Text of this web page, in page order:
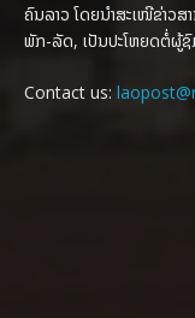
ຄົນລາວ ໂດຍນຳສະເໜີຂ່າວສ
ພັກ-ລັດ, ເປັນປະໂຫຍດຕໍ່ຜູ້ຊົ
Contact us: